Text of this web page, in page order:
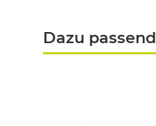
Dazu passend